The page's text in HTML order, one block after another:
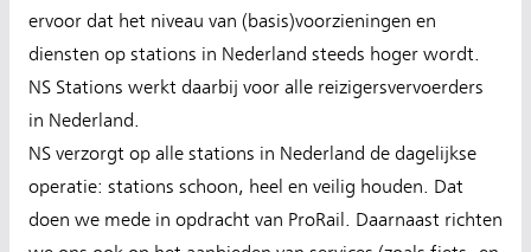
ervoor dat het niveau van (basis)voorzieningen en
diensten op stations in Nederland steeds hoger wordt.
NS Stations werkt daarbij voor alle reizigersvervoerders
in Nederland.
NS verzorgt op alle stations in Nederland de dagelijkse
operatie: stations schoon, heel en veilig houden. Dat
doen we mede in opdracht van ProRail. Daarnaast richten